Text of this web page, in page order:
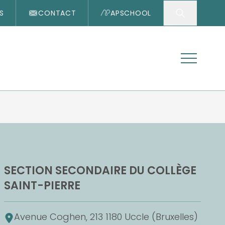
CONTACT
APSCHOOL
SECTION SECONDAIRE DU COLLÈGE
SAINT-PIERRE
Avenue Coghen, 213 1180 Uccle (Bruxelles)